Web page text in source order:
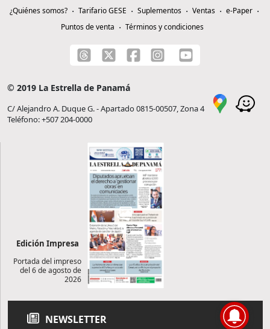
¿Quiénes somos? Tarifario GESE Suplementos Ventas
e-Paper
Puntos de venta
Términos y condiciones
© 2019 La Estrella de Panamá
C/ Alejandro A. Duque G. - Apartado 0815-00507, Zona 4
Teléfono: +507 204-0000
Edición Impresa
Portada del impreso
del 6 de agosto de
2026
NEWSLETTER